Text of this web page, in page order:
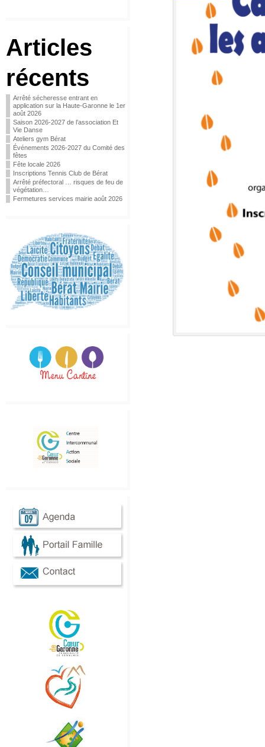
Articles
récents
Arrêté sécheresse entrant en
application sur la Haute-Garonne le 1er
août 2026
Saison 2026-2027 de l’association Et
Vie Danse
Ateliers gym Bérat
Événements 2026-2027 du Comité des
fêtes
Fête locale 2026
Inscriptions Tennis Club de Bérat
Arrêté préfectoral … risques de feu de
végétation…
Fermetures services mairie août 2026